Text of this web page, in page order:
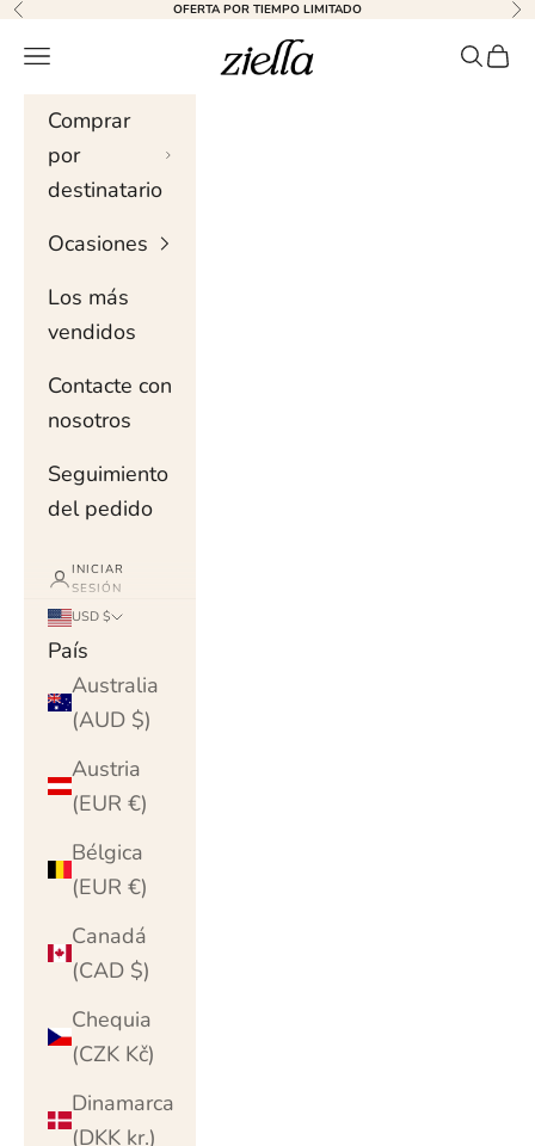
Ir al contenido
Anterior OFERTA POR TIEMPO LIMITADO
Ziella
Menú de navegación Buscar
Comprar
por
destinatario
Ocasiones
Los más
vendidos
Contacte con
nosotros
Seguimiento
del pedido
INICIAR
SESIÓN
USD $
País
Australia
(AUD $)
Austria
(EUR €)
Bélgica
(EUR €)
Canadá
(CAD $)
Chequia
(CZK Kč)
Dinamarca
(DKK kr.)